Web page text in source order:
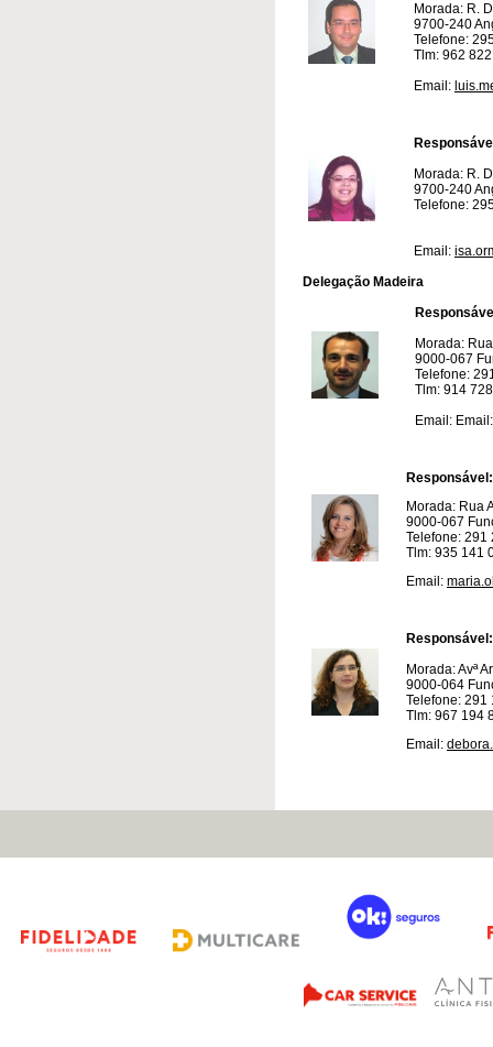
Morada: R.
9700-240
Telefone:
Tlm: 962
Email:
Morada: R.
9700-240
Telefone:
Email:
Delegação Madeira
Morada:
9000-067
Telefone:
Tlm: 914
Email:
Responsável:
Morada: Rua
9000-067
Telefone: 291
Tlm: 935 141
Email:
Responsável:
Morada: Avª
9000-064
Telefone: 291
Tlm: 967 194
Email: